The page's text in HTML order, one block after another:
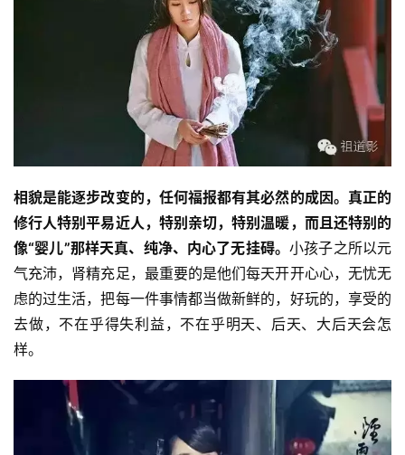
八
点
僧
音
高
相貌是能逐步改变的，任何福报都有其必然的成因。真正的
修行人特别平易近人，特别亲切，特别温暖，而且还特别的
像“婴儿”那样天真、纯净、内心了无挂碍。小孩子之所以元
气充沛，肾精充足，最重要的是他们每天开开心心，无忧无
虑的过生活，把每一件事情都当做新鲜的，好玩的，享受的
去做，不在乎得失利益，不在乎明天、后天、大后天会怎
样。